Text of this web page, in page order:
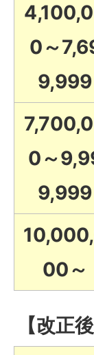
0～
9,999
0～
9,999
00～
【改正